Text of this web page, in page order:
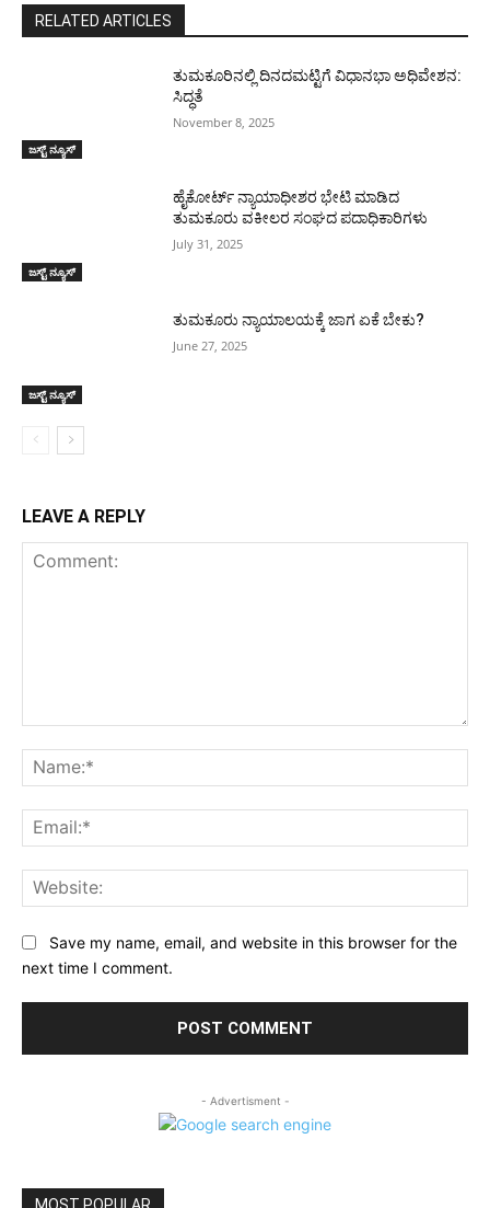
RELATED ARTICLES
ಜಸ್ಟ್ ನ್ಯೂಸ್
ತುಮಕೂರಿನಲ್ಲಿ ದಿನದಮಟ್ಟಿಗೆ ವಿಧಾನಭಾ ಅಧಿವೇಶನ:
ಸಿದ್ಧತೆ
November 8, 2025
ಜಸ್ಟ್ ನ್ಯೂಸ್
ಹೈಕೋರ್ಟ್ ನ್ಯಾಯಾಧೀಶರ ಭೇಟಿ ಮಾಡಿದ
ತುಮಕೂರು ವಕೀಲರ ಸಂಘದ ಪದಾಧಿಕಾರಿಗಳು
July 31, 2025
ಜಸ್ಟ್ ನ್ಯೂಸ್
ತುಮಕೂರು ನ್ಯಾಯಾಲಯಕ್ಕೆ ಜಾಗ ಏಕೆ ಬೇಕು?
June 27, 2025
LEAVE A REPLY
Save my name, email, and website in this browser for the
next time I comment.
- Advertisment -